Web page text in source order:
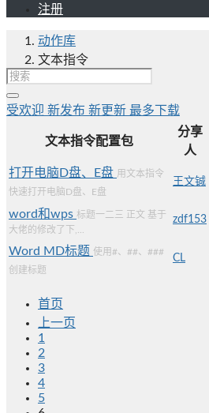
注册
动作库
文本指令
受欢迎 新发布 新更新 最多下载
文本指令配置包
分享
人
打开电脑D盘、E盘 用文本指令
快速打开电脑D盘、E盘
王文铖
word和wps 标题一二三 正文 基于
大佬的修改了下,...
zdf153
Word MD标题 使用#、##、###
创建标题
CL
首页
上一页
1
2
3
4
5